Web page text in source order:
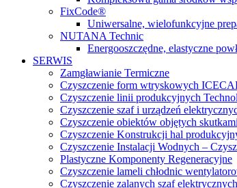
FixCode®
Uniwersalne, wielofunkcyjne
NUTANA Technic
Energooszczędne, elastyczne
SERWIS
Zamgławianie Termiczne
Czyszczenie form wtryskowych
Czyszczenie linii produkcyjnych
Czyszczenie szaf i urządzeń
Czyszczenie obiektów objętych
Czyszczenie Konstrukcji hal
Czyszczenie Instalacji Wodnych –
Plastyczne Komponenty Regeneracyjne
Czyszczenie lameli chłodnic
Czyszczenie zalanych szaf